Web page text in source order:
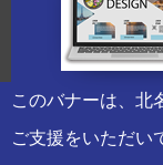
このバナーは、北
ご支援をいただい